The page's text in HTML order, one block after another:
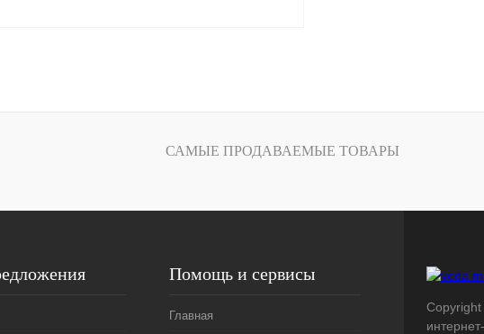
Купить в 1 клик Сравнение
САМЫЕ ПРОДАВАЕМЫЕ ТОВАРЫ
Помощь и сервисы
Главная